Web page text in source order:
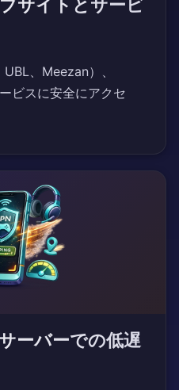
サイトとサービ
、Meezan）、
ビスに安全にアクセ
ーバーでの低遅